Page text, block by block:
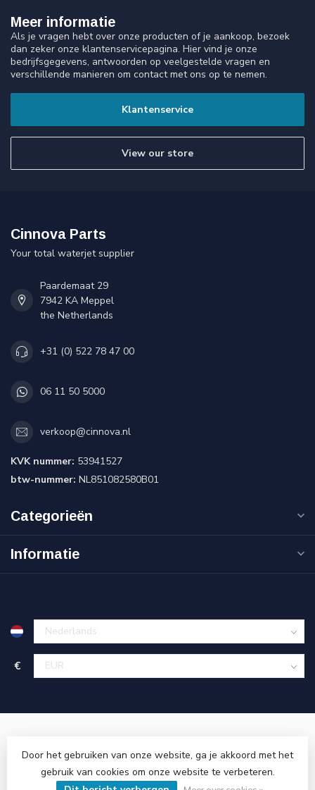
Meer informatie
Als je vragen hebt over onze producten of je aankoop, bezoek
dan zeker onze klantenservicepagina. Hier vind je onze
bedrijfsgegevens, antwoorden op veelgestelde vragen en
verschillende manieren om contact met ons op te nemen.
Klantenservice
View our store
Cinnova Parts
Your total waterjet supplier
Paardemaat 29
7942 KA Meppel
the Netherlands
+31 (0) 522 78 47 00
06 11 50 5000
verkoop@cinnova.nl
KVK nummer: 53941527
btw-nummer: NL851082580B01
Categorieën
Informatie
€
© Copyright 2026 Cinnova Parts- Powered byLightspeed-
Door het gebruiken van onze website, ga je akkoord met het
gebruik van cookies om onze website te verbeteren.